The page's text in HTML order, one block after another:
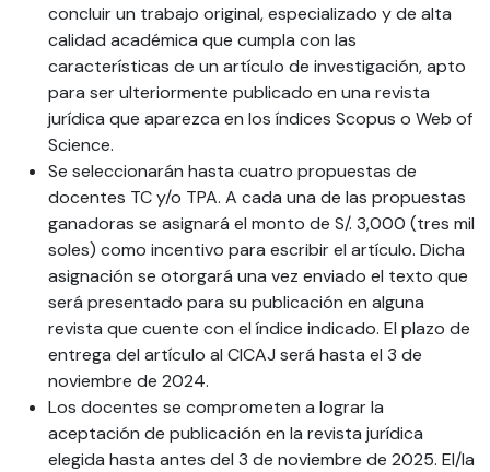
concluir un trabajo original, especializado y de alta
calidad académica que cumpla con las
características de un artículo de investigación, apto
para ser ulteriormente publicado en una revista
jurídica que aparezca en los índices Scopus o Web of
Science.
Se seleccionarán hasta cuatro propuestas de
docentes TC y/o TPA. A cada una de las propuestas
ganadoras se asignará el monto de S/. 3,000 (tres mil
soles) como incentivo para escribir el artículo. Dicha
asignación se otorgará una vez enviado el texto que
será presentado para su publicación en alguna
revista que cuente con el índice indicado. El plazo de
entrega del artículo al CICAJ será hasta el 3 de
noviembre de 2024.
Los docentes se comprometen a lograr la
aceptación de publicación en la revista jurídica
elegida hasta antes del 3 de noviembre de 2025. El/la